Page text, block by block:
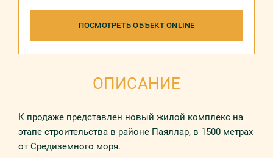
ПОСМОТРЕТЬ ОБЪЕКТ ONLINE
ОПИСАНИЕ
К продаже представлен новый жилой комплекс на
этапе строительства в районе Паяллар, в 1500 метрах
от Средиземного моря.